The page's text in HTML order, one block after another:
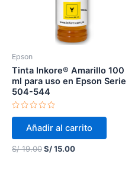
Epson
Tinta Inkore® Amarillo 100
ml para uso en Epson Serie
504-544
Valorado
de
5
Añadir al carrito
S/19.00S/15.00